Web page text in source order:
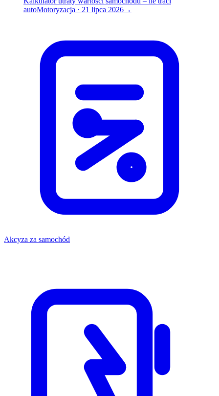
autoMotoryzacja · 21 lipca 2026→
Akcyza za samochód